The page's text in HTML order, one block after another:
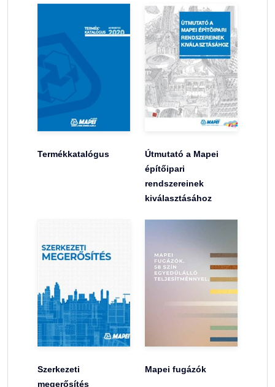
Termékkatalógus
Útmutató a Mapei
építőipari
rendszereinek
kiválasztásához
Szerkezeti
megerősítés
Mapei fugázók